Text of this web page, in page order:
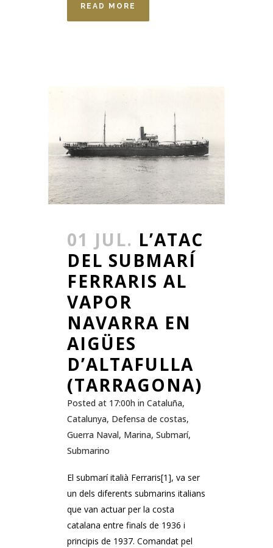
READ MORE
01 JUL. L’ATAC
DEL SUBMARÍ
FERRARIS AL
VAPOR
NAVARRA EN
AIGÜES
D’ALTAFULLA
(TARRAGONA)
Posted at 17:00h in Cataluña,
Catalunya, Defensa de costas,
Guerra Naval, Marina, Submarí,
Submarino
El submarí italià Ferraris[1], va ser
un dels diferents submarins italians
que van actuar per la costa
catalana entre finals de 1936 i
principis de 1937. Comandat pel